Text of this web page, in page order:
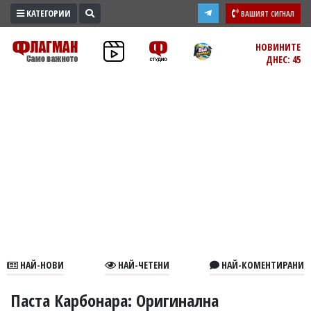
ПРОМО
ЗОНА
В
КАТЕГОРИИ ВАШИЯТ СИГНАЛ
НОВИНИТЕ
ДНЕС: 45
НАЙ-НОВИ НАЙ-ЧЕТЕНИ НАЙ-КОМЕНТИРАНИ
Паста Карбонара: Оригинална